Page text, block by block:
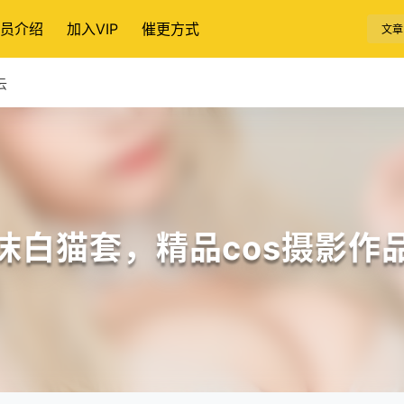
介绍 加入VIP 催更方式 文章
白猫套，精品cos摄影作